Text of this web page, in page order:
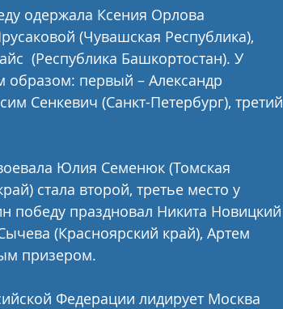
одержала Ксения Орлова
(Чувашская Республика),
(Республика Башкортостан). У
первый – Александр
Сенкевич (Санкт-Петербург), третий
Юлия Семенюк (Томская
стала второй, третье место у
победу праздновал Никита Новицкий
(Красноярский край), Артем
призером.
Федерации лидирует Москва